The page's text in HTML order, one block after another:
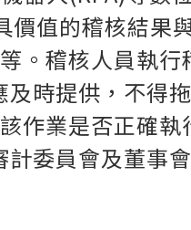
值的稽核結果
。 稽核人員執行
時提供，不得
作業是否正確執
委員會及董事會